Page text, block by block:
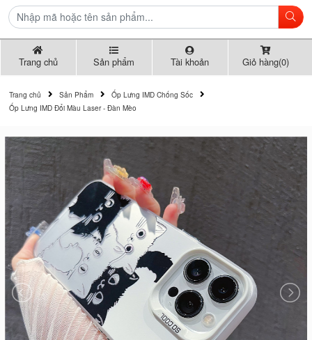
Trang chủ Sản phẩm Tài khoản Giỏ hàng(0)
Trang chủ Sản Phẩm
Ốp Lưng IMD Chống Sốc
Ốp Lưng IMD Đổi Màu Laser - Đàn Mèo